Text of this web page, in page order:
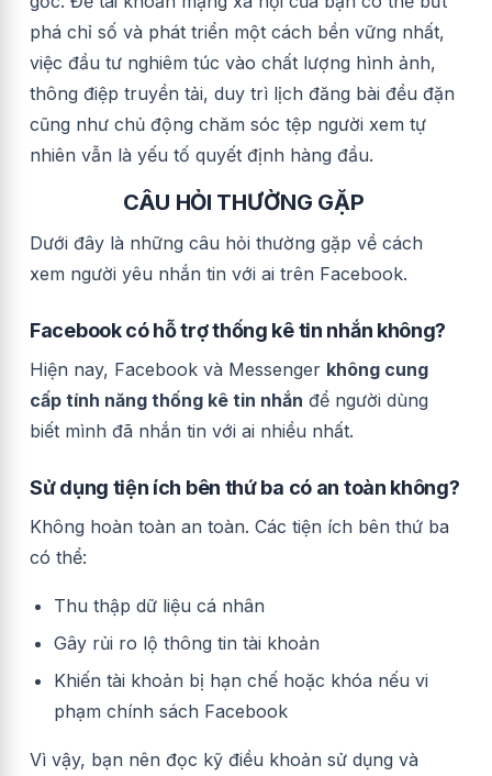
phá chỉ số và phát triển một cách bền vững nhất,
việc đầu tư nghiêm túc vào chất lượng hình ảnh,
thông điệp truyền tải, duy trì lịch đăng bài đều đặn
cũng như chủ động chăm sóc tệp người xem tự
nhiên vẫn là yếu tố quyết định hàng đầu.
CÂU HỎI THƯỜNG GẶP
Dưới đây là những câu hỏi thường gặp về cách
xem người yêu nhắn tin với ai trên Facebook.
Facebook có hỗ trợ thống kê tin nhắn không?
Hiện nay, Facebook và Messenger không cung
cấp tính năng thống kê tin nhắn để người dùng
biết mình đã nhắn tin với ai nhiều nhất.
Sử dụng tiện ích bên thứ ba có an toàn không?
Không hoàn toàn an toàn. Các tiện ích bên thứ ba
có thể:
Thu thập dữ liệu cá nhân
Gây rủi ro lộ thông tin tài khoản
Khiến tài khoản bị hạn chế hoặc khóa nếu vi
phạm chính sách Facebook
Vì vậy, bạn nên đọc kỹ điều khoản sử dụng và